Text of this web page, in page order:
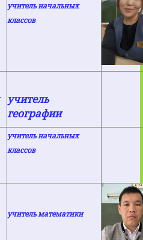
учитель начальных
классов
учитель
географии
учитель начальных
классов
учитель математики